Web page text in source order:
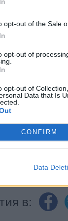
opt-out of the Sale
opt-out of
opt-out of
Data that Is
CONFIRM
Data
НОВИНИ »
ВЪВ
в: